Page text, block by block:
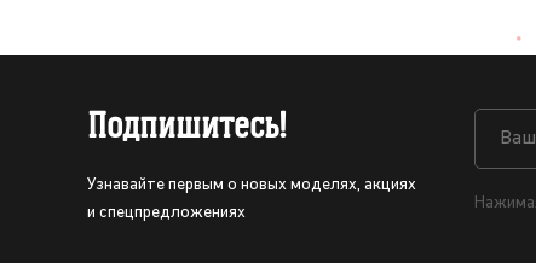
Подпишитесь!
Узнавайте первым о новых моделях, акциях
и спецпредложениях